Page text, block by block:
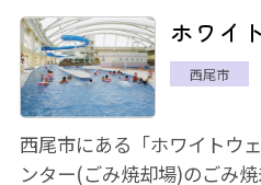
ホワイ
西尾市
西尾市にある「ホワイトウ
ンター(ごみ焼却場)のごみ